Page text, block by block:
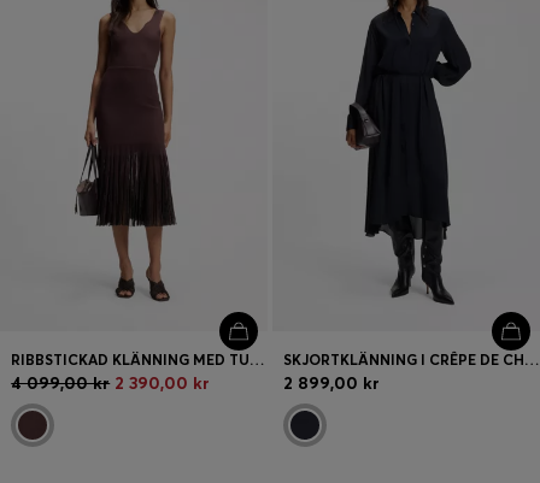
RIBBSTICKAD KLÄNNING MED TUNNA PLISSÉVECK
4 099,00 kr 2 390,00 kr
SKJORTKLÄNNING I CRÊPE DE CHINE
2 899,00 kr